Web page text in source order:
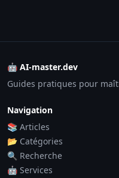
🤖 AI-master.dev
Guides pratiques pour
Navigation
📚 Articles
📂 Catégories
🔍 Recherche
🤖 Services